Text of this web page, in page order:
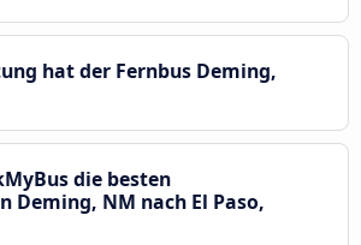
hat der Fernbus Deming,
die besten
Deming, NM nach El Paso,